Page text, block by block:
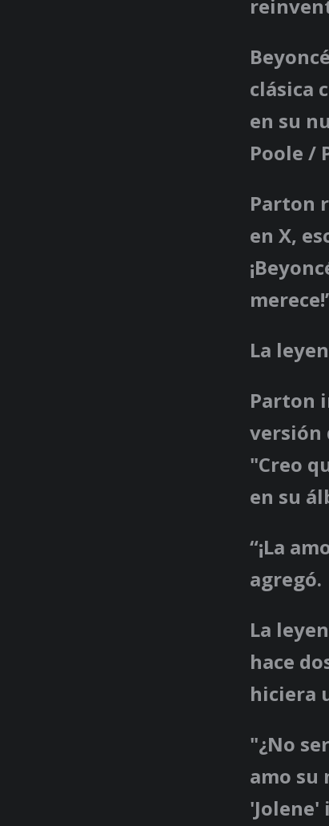
clásica
en su
Poole /
Parton
en X,
La
Parton
versión
"Creo
en su
“¡La
agregó.
La
hace
hiciera
"¿No
amo su